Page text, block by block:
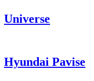
Universe
Hyundai Pavise